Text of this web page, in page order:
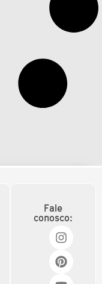
Fale
conosco: